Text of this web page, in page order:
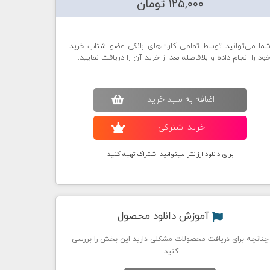
125,000 تومان
شما می‌توانید توسط تمامی کارت‌های بانکی عضو شتاب خرید
خود را انجام داده و بلافاصله بعد از خرید آن را دریافت نمایید.
اضافه به سبد خريد
خريد اشتراکی
برای دانلود ارزانتر میتوانید اشتراک تهیه کنید
آموزش دانلود محصول
چنانچه برای دریافت محصولات مشکلی دارید این بخش را بررسی
کنید.